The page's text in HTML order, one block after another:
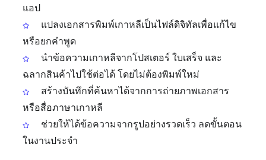
แอป
แปลงเอกสารพิมพ์เกาหลีเป็นไฟล์ดิจิทัลเพื่อแก้ไข
หรือยกคำพูด
นำข้อความเกาหลีจากโปสเตอร์ ใบเสร็จ และ
ฉลากสินค้าไปใช้ต่อได้ โดยไม่ต้องพิมพ์ใหม่
สร้างบันทึกที่ค้นหาได้จากการถ่ายภาพเอกสาร
หรือสื่อภาษาเกาหลี
ช่วยให้ได้ข้อความจากรูปอย่างรวดเร็ว ลดขั้นตอน
ในงานประจำ